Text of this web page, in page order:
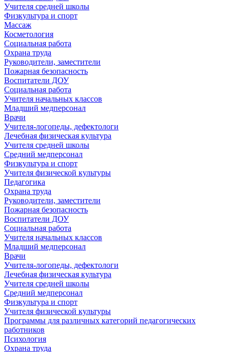
Учителя средней школы
Физкультура и спорт
Массаж
Косметология
Социальная работа
Охрана труда
Руководители, заместители
Пожарная безопасность
Воспитатели ДОУ
Социальная работа
Учителя начальных классов
Младший медперсонал
Врачи
Учителя-логопеды, дефектологи
Лечебная физическая культура
Учителя средней школы
Средний медперсонал
Физкультура и спорт
Учителя физической культуры
Педагогика
Охрана труда
Руководители, заместители
Пожарная безопасность
Воспитатели ДОУ
Социальная работа
Учителя начальных классов
Младший медперсонал
Врачи
Учителя-логопеды, дефектологи
Лечебная физическая культура
Учителя средней школы
Средний медперсонал
Физкультура и спорт
Учителя физической культуры
Программы для различных категорий педагогических
работников
Психология
Охрана труда